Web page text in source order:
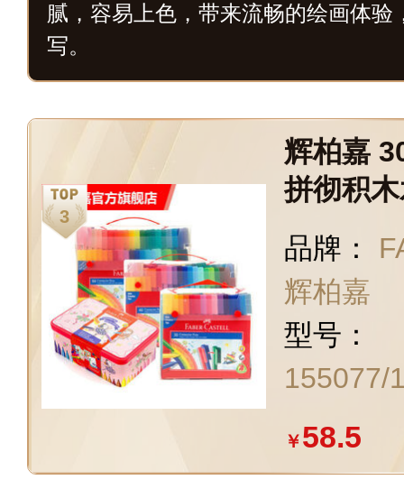
腻，容易上色，带来流畅的绘画体验
写。
辉柏嘉
拼彻积
笔填色
品牌：
辉柏嘉
型号：
155077/
￥58.5